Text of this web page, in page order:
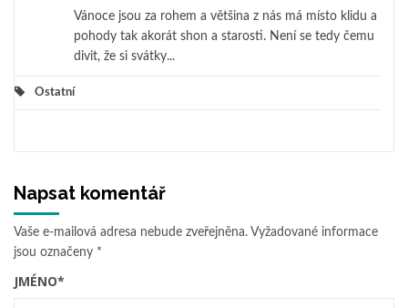
Vánoce jsou za rohem a většina z nás má místo klidu a
pohody tak akorát shon a starosti. Není se tedy čemu
divit, že si svátky...
Ostatní
Napsat komentář
Vaše e-mailová adresa nebude zveřejněna. Vyžadované informace
jsou označeny *
JMÉNO*